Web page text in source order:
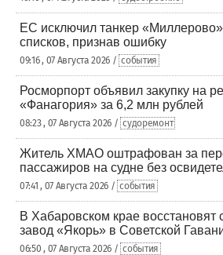
ЕС исключил танкер
списков, признав ошибку
09:16 , 07 Августа 2026 / события
Росморпорт объявил закупку на
«Фанагория» за 6,2 млн рублей
08:23 , 07 Августа 2026 / судоремонт
Житель ХМАО оштрафован за
пассажиров на судне без
07:41 , 07 Августа 2026 / события
В Хабаровском крае восстановят
завод «Якорь» в Советской
06:50 , 07 Августа 2026 / события